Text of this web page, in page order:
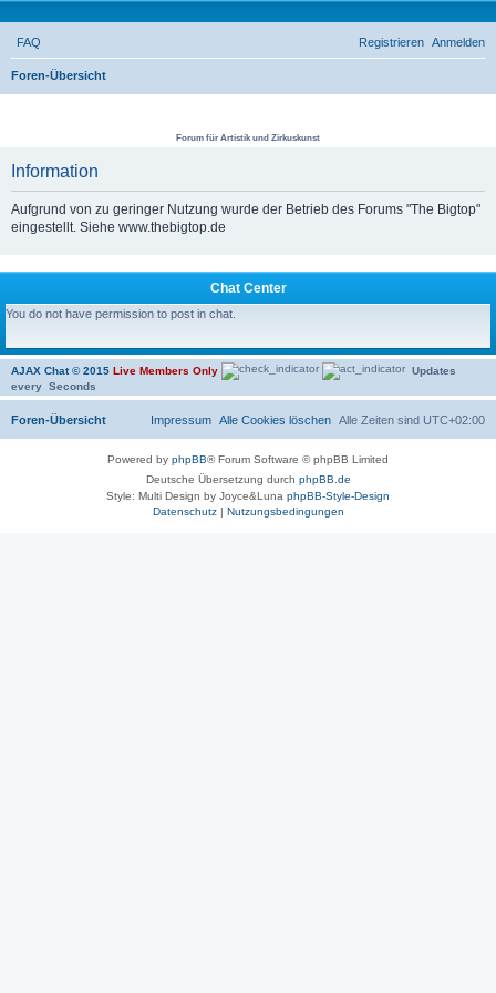
FAQ Anmelden
Registrieren
Foren-Übersicht
Forum für Artistik und Zirkuskunst
Information
Aufgrund von zu geringer Nutzung wurde der Betrieb des Forums "The Bigtop"
eingestellt. Siehe www.thebigtop.de
Chat Center
You do not have permission to post in chat.
AJAX Chat © 2015 Live Members Only
Updates
every Seconds
Foren-Übersicht Alle Zeiten sind UTC+02:00
Alle Cookies löschen
Impressum
Powered by phpBB® Forum Software © phpBB Limited
Deutsche Übersetzung durch phpBB.de
Style: Multi Design by Joyce&Luna phpBB-Style-Design
Datenschutz| Nutzungsbedingungen